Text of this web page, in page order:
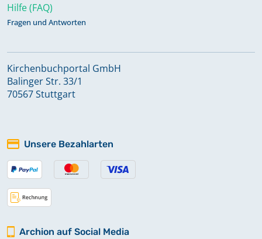
Hilfe (FAQ)
Fragen und Antworten
Kirchenbuchportal GmbH
Balinger Str. 33/1
70567 Stuttgart
Unsere Bezahlarten
Archion auf Social Media